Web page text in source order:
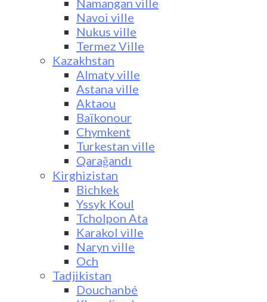
Namangan ville
Navoi ville
Nukus ville
Termez Ville
Kazakhstan
Almaty ville
Astana ville
Aktaou
Baïkonour
Chymkent
Turkestan ville
Qarağandı
Kirghizistan
Bichkek
Yssyk Koul
Tcholpon Ata
Karakol ville
Naryn ville
Och
Tadjikistan
Douchanbé